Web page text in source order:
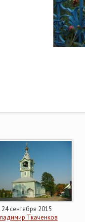
24 сентября 2015
Ткаченков